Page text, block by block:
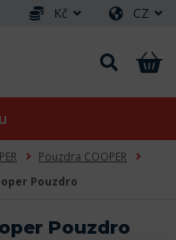
Kč CZ
Pouzdra COOPER
Pouzdro
Pouzdro